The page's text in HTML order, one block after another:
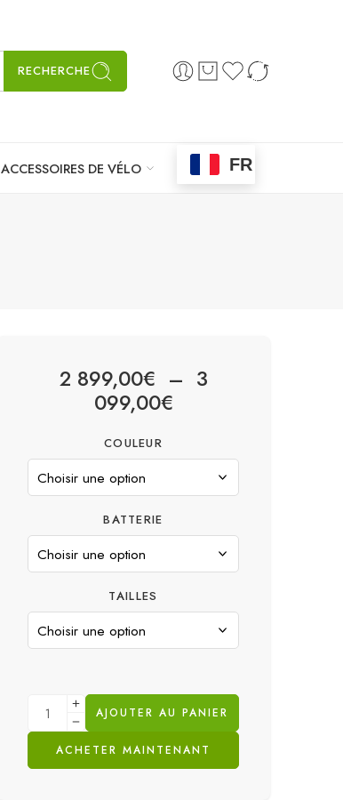
RECHERCHE
ACCESSOIRES DE VÉLO FR
2 899,00€ – 3
099,00€
COULEUR
BATTERIE
TAILLES
AJOUTER AU PANIER
ACHETER MAINTENANT